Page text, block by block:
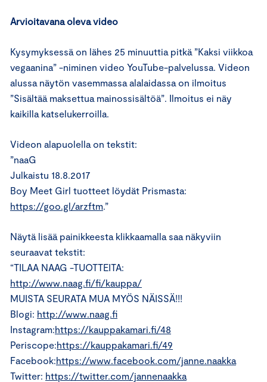
Arvioitavana oleva video
Kysymyksessä on lähes 25 minuuttia pitkä ”Kaksi viikkoa
vegaanina” -niminen video YouTube-palvelussa. Videon
alussa näytön vasemmassa alalaidassa on ilmoitus
”Sisältää maksettua mainossisältöä”. Ilmoitus ei näy
kaikilla katselukerroilla.
Videon alapuolella on tekstit:
”naaG
Julkaistu 18.8.2017
Boy Meet Girl tuotteet löydät Prismasta:
https://goo.gl/arzftm.”
Näytä lisää painikkeesta klikkaamalla saa näkyviin
seuraavat tekstit:
“TILAA NAAG -TUOTTEITA:
http://www.naag.fi/fi/kauppa/
MUISTA SEURATA MUA MYÖS NÄISSÄ!!!
Blogi: http://www.naag.fi
Instagram:https://kauppakamari.fi/48
Periscope:https://kauppakamari.fi/49
Facebook:https://www.facebook.com/janne.naakka
Twitter: https://twitter.com/jannenaakka